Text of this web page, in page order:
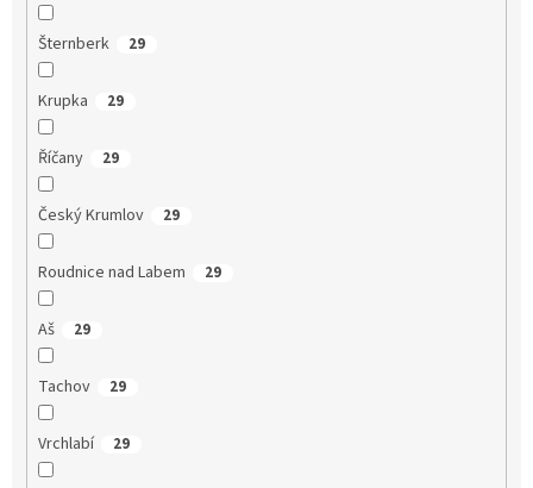
Šternberk 29
Krupka 29
Říčany 29
Český Krumlov 29
Roudnice nad Labem 29
Aš 29
Tachov 29
Vrchlabí 29